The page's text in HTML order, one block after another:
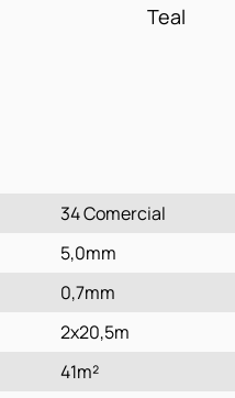
Teal
34 Comercial
5,0mm
0,7mm
2x20,5m
41m²